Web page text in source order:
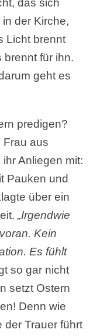
das sich
der Kirche,
Licht brennt
für ihn.
geht es
predigen?
Frau aus
Anliegen mit:
Pauken und
über ein
„Irgendwie
Kein
Es fühlt
so gar nicht
setzt Ostern
Denn wie
der Trauer führt